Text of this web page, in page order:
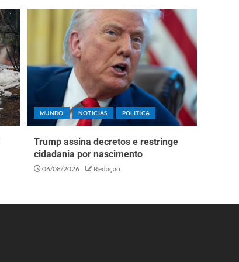
MUNDO NOTÍCIAS POLÍTICA
Trump assina decretos e restringe
cidadania por nascimento
06/08/2026 Redação